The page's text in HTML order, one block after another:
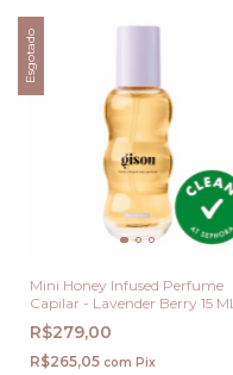
Esgotado
Mini Honey Infused Perfume
Capilar - Lavender Berry 15 ML
R$279,00
R$265,05 com Pix